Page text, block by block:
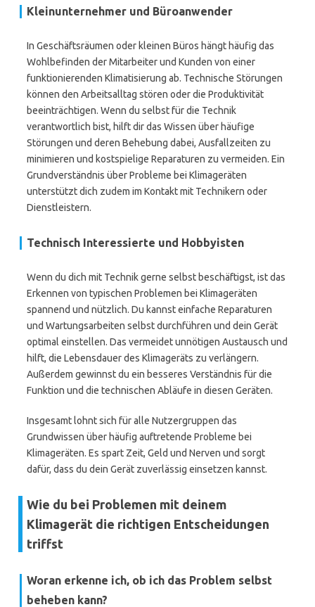
Kleinunternehmer und Büroanwender
In Geschäftsräumen oder kleinen Büros hängt häufig das
Wohlbefinden der Mitarbeiter und Kunden von einer
funktionierenden Klimatisierung ab. Technische Störungen
können den Arbeitsalltag stören oder die Produktivität
beeinträchtigen. Wenn du selbst für die Technik
verantwortlich bist, hilft dir das Wissen über häufige
Störungen und deren Behebung dabei, Ausfallzeiten zu
minimieren und kostspielige Reparaturen zu vermeiden. Ein
Grundverständnis über Probleme bei Klimageräten
unterstützt dich zudem im Kontakt mit Technikern oder
Dienstleistern.
Technisch Interessierte und Hobbyisten
Wenn du dich mit Technik gerne selbst beschäftigst, ist das
Erkennen von typischen Problemen bei Klimageräten
spannend und nützlich. Du kannst einfache Reparaturen
und Wartungsarbeiten selbst durchführen und dein Gerät
optimal einstellen. Das vermeidet unnötigen Austausch und
hilft, die Lebensdauer des Klimageräts zu verlängern.
Außerdem gewinnst du ein besseres Verständnis für die
Funktion und die technischen Abläufe in diesen Geräten.
Insgesamt lohnt sich für alle Nutzergruppen das
Grundwissen über häufig auftretende Probleme bei
Klimageräten. Es spart Zeit, Geld und Nerven und sorgt
dafür, dass du dein Gerät zuverlässig einsetzen kannst.
Wie du bei Problemen mit deinem
Klimagerät die richtigen Entscheidungen
triffst
Woran erkenne ich, ob ich das Problem selbst
beheben kann?